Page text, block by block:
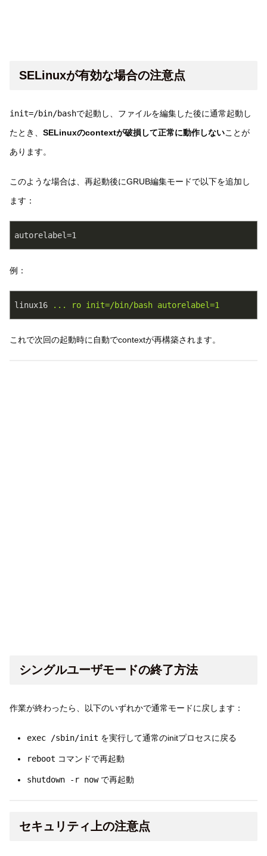
SELinuxが有効な場合の注意点
init=/bin/bashで起動し、ファイルを編集した後に通常起動し
たとき、 SELinuxのcontextが破損して正常に動作しないことが
あります。
このような場合は、再起動後にGRUB編集モードで以下を追加し
ます：
autorelabel=1
例：
linux16 ... ro init=/bin/bash autorelabel=1
これで次回の起動時に自動でcontextが再構築されます。
シングルユーザモードの終了方法
作業が終わったら、以下のいずれかで通常モードに戻します：
exec /sbin/init を実行して通常のinitプロセスに戻る
reboot コマンドで再起動
shutdown -r nowで再起動
セキュリティ上の注意点